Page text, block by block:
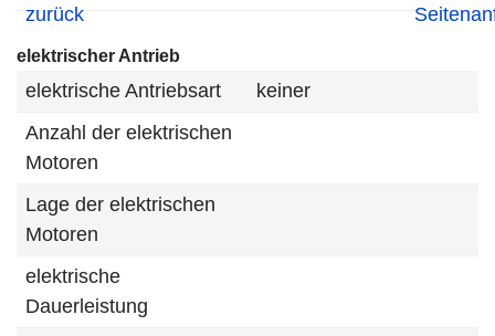
elektrischer Antrieb
elektrische Antriebsart
keiner
Anzahl der elektrischen
Motoren
Lage der elektrischen
Motoren
elektrische
Dauerleistung